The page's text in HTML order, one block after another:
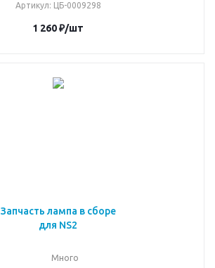
Артикул: ЦБ-0009298
1 260₽/шт
Запчасть лампа в сборе
для NS2
Много